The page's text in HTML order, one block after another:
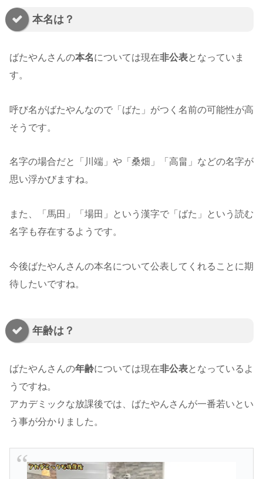
本名は？
ばたやんさんの本名については現在非公表となっていま
す。
呼び名がばたやんなので「ばた」がつく名前の可能性が高
そうです。
名字の場合だと「川端」や「桑畑」「高畠」などの名字が
思い浮かびますね。
また、「馬田」「場田」という漢字で「ばた」という読む
名字も存在するようです。
今後ばたやんさんの本名について公表してくれることに期
待したいですね。
年齢は？
ばたやんさんの年齢については現在非公表となっているよ
うですね。
アカデミックな放課後では、ばたやんさんが一番若いとい
う事が分かりました。